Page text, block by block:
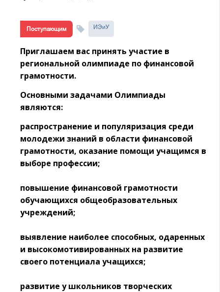
Поступающим ИЭиУ
Приглашаем вас принять участие в
региональной олимпиаде по финансовой
грамотности.
Основными задачами Олимпиады
являются:
распространение и популяризация среди
молодежи знаний в области финансовой
грамотности, оказание помощи учащимся в
выборе профессии;
повышение финансовой грамотности
обучающихся общеобразовательных
учреждений;
выявление наиболее способных, одаренных
и высокомотивированных на развитие
своего потенциала учащихся;
развитие у школьников творческих